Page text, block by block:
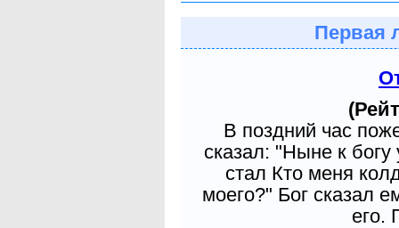
Первая
В поздний час
сказал: "Ныне к
стал Кто меня
моего?" Бог сказал
его.